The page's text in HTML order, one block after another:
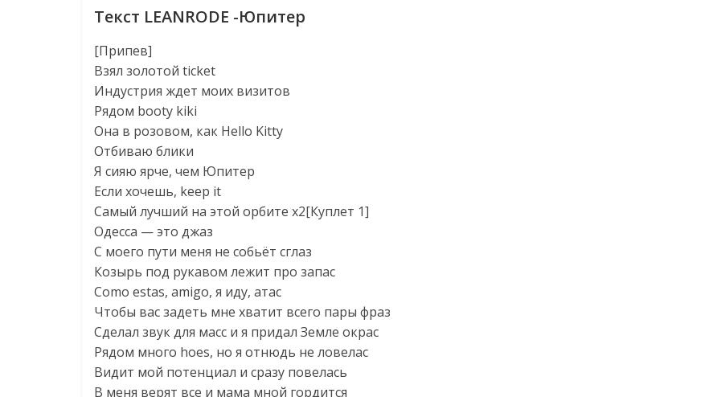
Текст LEANRODE -Юпитер
[Припев]
Взял золотой ticket
Индустрия ждет моих визитов
Рядом booty kiki
Она в розовом, как Hello Kitty
Отбиваю блики
Я сияю ярче, чем Юпитер
Если хочешь, keep it
Самый лучший на этой орбите x2[Куплет 1]
Одесса — это джаз
С моего пути меня не собьёт сглаз
Козырь под рукавом лежит про запас
Como estas, amigo, я иду, атас
Чтобы вас задеть мне хватит всего пары фраз
Сделал звук для масс и я придал Земле окрас
Рядом много hoes, но я отнюдь не ловелас
Видит мой потенциал и сразу повелась
В меня верят все и мама мной гордится